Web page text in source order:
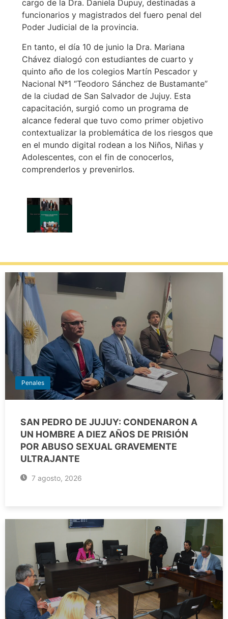
cargo de la Dra. Daniela Dupuy, destinadas a
funcionarios y magistrados del fuero penal del
Poder Judicial de la provincia.
En tanto, el día 10 de junio la Dra. Mariana
Chávez dialogó con estudiantes de cuarto y
quinto año de los colegios Martín Pescador y
Nacional Nº1 “Teodoro Sánchez de Bustamante”
de la ciudad de San Salvador de Jujuy. Esta
capacitación, surgió como un programa de
alcance federal que tuvo como primer objetivo
contextualizar la problemática de los riesgos que
en el mundo digital rodean a los Niños, Niñas y
Adolescentes, con el fin de conocerlos,
comprenderlos y prevenirlos.
Penales
SAN PEDRO DE JUJUY: CONDENARON A
UN HOMBRE A DIEZ AÑOS DE PRISIÓN
POR ABUSO SEXUAL GRAVEMENTE
ULTRAJANTE
7 agosto, 2026